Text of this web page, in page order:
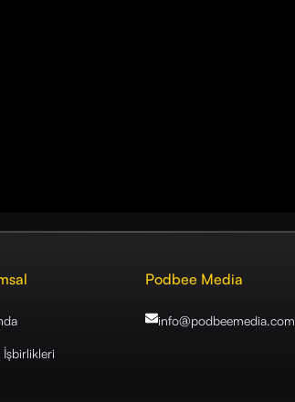
İşbirlikleri
Podbee Media
info@podbeemedia.com